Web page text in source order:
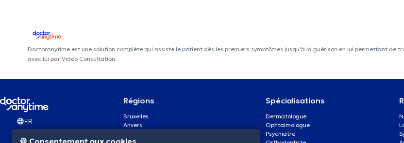
Doctoranytime est une solution complète qui assiste le patient dès les premiers symptômes jusqu'à la guérison en lui permettant de
avec lui par Vidéo Consultation.
FR
Régions
Bruxelles
Anvers
Spécialisations
Dermatologue
Ophtalmologue
Psychiatre
🍪 Consentement aux cookies